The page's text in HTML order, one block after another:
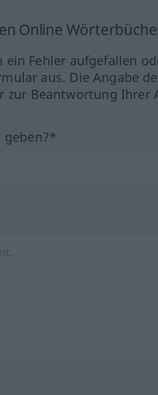
Online
Fehler aufgefallen
aus. Die Angabe
zur Beantwortung Ihrer
geben?*